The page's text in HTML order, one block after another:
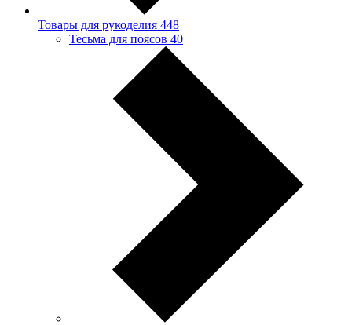
Товары для рукоделия 448
Тесьма для поясов 40